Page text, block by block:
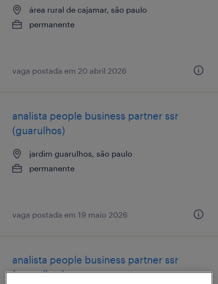
área rural de cajamar, são paulo
permanente
vaga postada em 20 abril 2026
analista ​people ​business ​partner ssr
(guarulhos)
jardim guarulhos, são paulo
permanente
vaga postada em 19 maio 2026
analista ​people ​business ​partner ssr
(guarulhos)